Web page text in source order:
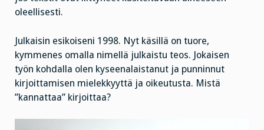
oleellisesti.
Julkaisin esikoiseni 1998. Nyt käsillä on tuore,
kymmenes omalla nimellä julkaistu teos. Jokaisen
työn kohdalla olen kyseenalaistanut ja punninnut
kirjoittamisen mielekkyyttä ja oikeutusta. Mistä
”kannattaa” kirjoittaa?